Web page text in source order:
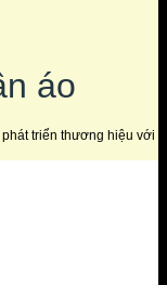
áo
triển thương hiệu với